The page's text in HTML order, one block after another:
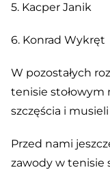
5. Kacper Janik
6. Konrad Wykręt
W pozostałych
tenisie stołowym
szczęścia i
Przed nami
zawody w tenisie